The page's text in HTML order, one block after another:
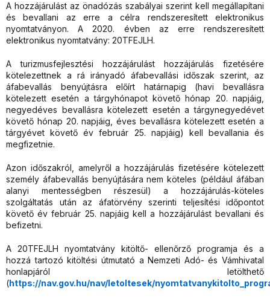
A hozzájárulást az önadózás szabályai szerint kell megállapítani
és bevallani az erre a célra rendszeresített elektronikus
nyomtatványon. A 2020. évben az erre rendszeresített
elektronikus nyomtatvány: 20TFEJLH.
A turizmusfejlesztési hozzájárulást hozzájárulás fizetésére
kötelezettnek a rá irányadó áfabevallási időszak szerint, az
áfabevallás benyújtásra előírt határnapig (havi bevallásra
kötelezett esetén a tárgyhónapot követő hónap 20. napjáig,
negyedéves bevallásra kötelezett esetén a tárgynegyedévet
követő hónap 20. napjáig, éves bevallásra kötelezett esetén a
tárgyévet követő év február 25. napjáig) kell bevallania és
megfizetnie.
Azon időszakról, amelyről a hozzájárulás fizetésére kötelezett
személy áfabevallás benyújtására nem köteles (például áfában
alanyi mentességben részesül) a hozzájárulás-köteles
szolgáltatás után az áfatörvény szerinti teljesítési időpontot
követő év február 25. napjáig kell a hozzájárulást bevallani és
befizetni.
A 20TFEJLH nyomtatvány kitöltő- ellenőrző programja és a
hozzá tartozó kitöltési útmutató a Nemzeti Adó- és Vámhivatal
honlapjáról letölthető
(https://nav.gov.hu/nav/letoltesek/